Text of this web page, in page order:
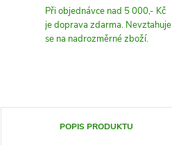
Při objednávce nad 5 000,- Kč
je doprava zdarma. Nevztahuje
se na nadrozměrné zboží.
POPIS PRODUKTU